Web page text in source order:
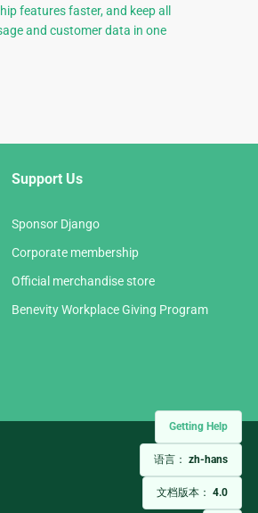
Getting Help
语言： zh-hans
文档版本： 4.0
features faster, and keep all
and customer data in one
Support Us
Sponsor Django
Corporate membership
Official merchandise store
Benevity Workplace Giving Program